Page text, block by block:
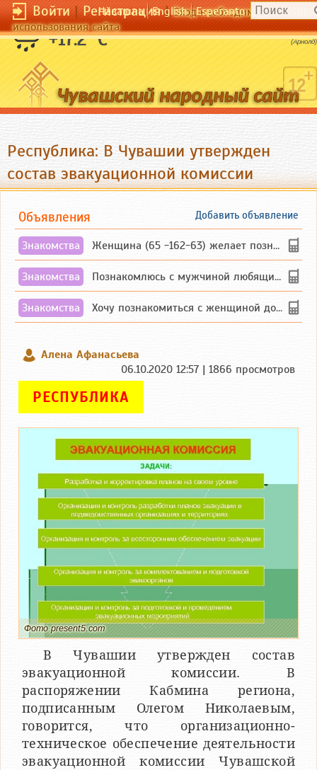
Войти|Регистрация|Вход необходим для
использования сайта
Чӑвашла English Esperanto
+17.2 °C Наша религия - религия неравенства.
(Арнолд)
Республика: В Чувашии утвержден
состав эвакуационной комиссии
Добавить объявление
Объявления
Знакомства Женщина (65 -162-63) желает познакомиться с одиноким, добродушным, без вредных ...
Знакомства Познакомлюсь с мужчиной любящим танцевать и петь на родном чувашском языке
Знакомства Хочу познакомиться с женщиной до 55 лет чувашской или русской национальности дл...
Алена Афанасьева
06.10.2020 12:57 | 1866 просмотров
РЕСПУБЛИКА
Фото present5.com
В Чувашии утвержден состав
эвакуационной комиссии. В
распоряжении Кабмина региона,
подписанным Олегом Николаевым,
говорится, что организационно-
техническое обеспечение деятельности
эвакуационной комиссии Чувашской